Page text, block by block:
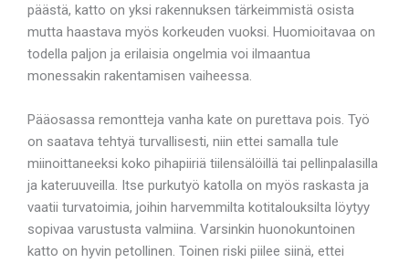
päästä, katto on yksi rakennuksen tärkeimmistä osista
mutta haastava myös korkeuden vuoksi. Huomioitavaa on
todella paljon ja erilaisia ongelmia voi ilmaantua
monessakin rakentamisen vaiheessa.
Pääosassa remontteja vanha kate on purettava pois. Työ
on saatava tehtyä turvallisesti, niin ettei samalla tule
miinoittaneeksi koko pihapiiriä tiilensälöillä tai pellinpalasilla
ja kateruuveilla. Itse purkutyö katolla on myös raskasta ja
vaatii turvatoimia, joihin harvemmilta kotitalouksilta löytyy
sopivaa varustusta valmiina. Varsinkin huonokuntoinen
katto on hyvin petollinen. Toinen riski piilee siinä, ettei